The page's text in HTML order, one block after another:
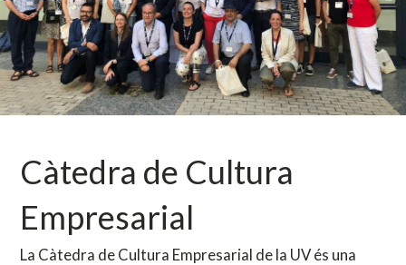
Càtedra de Cultura
Empresarial
La Càtedra de Cultura Empresarial de la UV és una